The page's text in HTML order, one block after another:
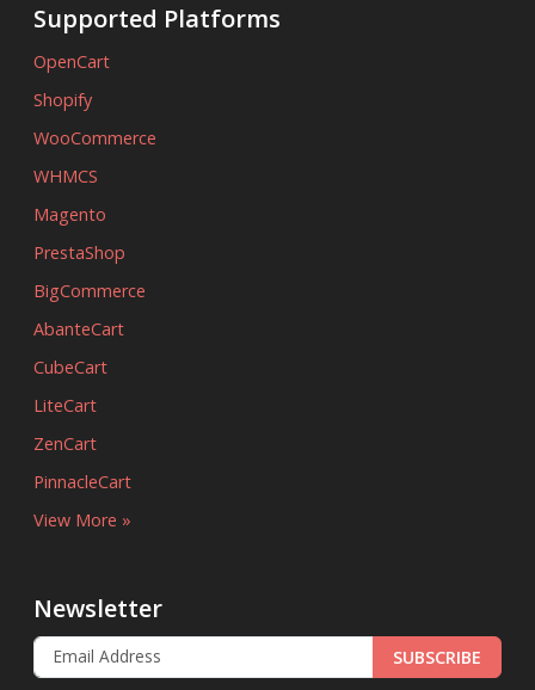
Supported Platforms
OpenCart
Shopify
WooCommerce
WHMCS
Magento
PrestaShop
BigCommerce
AbanteCart
CubeCart
LiteCart
ZenCart
PinnacleCart
View More »
Newsletter
SUBSCRIBE